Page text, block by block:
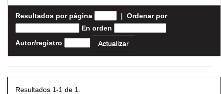
Resultados por página | Ordenar por
En orden
Autor/registro
Resultados 1-1 de 1.